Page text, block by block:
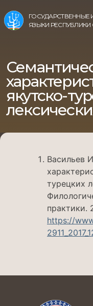
ЯЗЫКИ РЕСПУБЛИКИ
якутско-
Васильев
турецких
практики.
https://